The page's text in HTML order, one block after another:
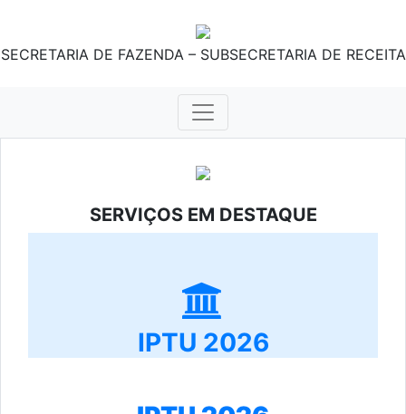
SECRETARIA DE FAZENDA – SUBSECRETARIA DE RECEITA
SERVIÇOS EM DESTAQUE
IPTU 2026